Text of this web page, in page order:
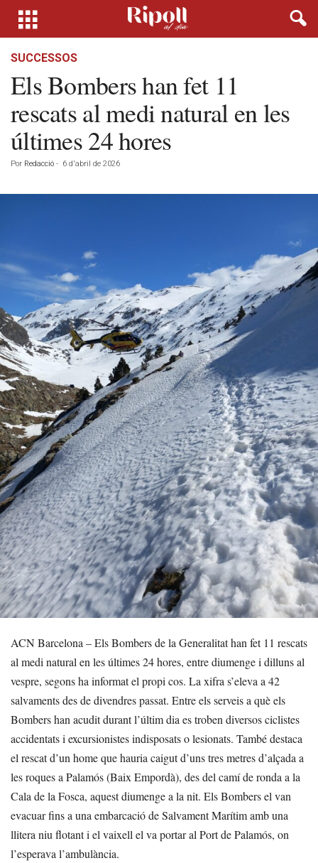
SUCCESSOS
Els Bombers han fet 11
rescats al medi natural en les
últimes 24 hores
Por Redacció - 6 d'abril de 2026
ACN Barcelona – Els Bombers de la Generalitat han fet 11 rescats
al medi natural en les últimes 24 hores, entre diumenge i dilluns al
vespre, segons ha informat el propi cos. La xifra s’eleva a 42
salvaments des de divendres passat. Entre els serveis a què els
Bombers han acudit durant l’últim dia es troben diversos ciclistes
accidentats i excursionistes indisposats o lesionats. També destaca
el rescat d’un home que hauria caigut d’uns tres metres d’alçada a
les roques a Palamós (Baix Empordà), des del camí de ronda a la
Cala de la Fosca, aquest diumenge a la nit. Els Bombers el van
evacuar fins a una embarcació de Salvament Marítim amb una
llitera niu flotant i el vaixell el va portar al Port de Palamós, on
l’esperava l’ambulància.